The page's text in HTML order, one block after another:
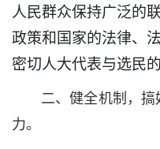
人民群众保持广泛的
政策和国家的法律、
密切人大代表与选民的
二、健全机制，搞
力。